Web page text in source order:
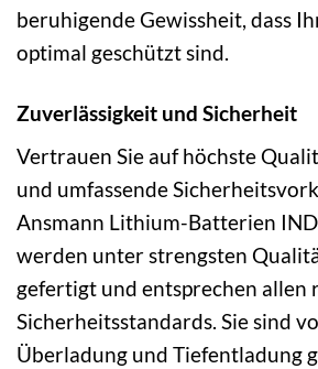
beruhigende Gewissheit, dass
optimal geschützt sind.
Zuverlässigkeit und Sicherheit
Vertrauen Sie auf höchste
und umfassende
Ansmann Lithium-Batterien
werden unter strengsten
gefertigt und entsprechen allen
Sicherheitsstandards. Sie sind
Überladung und Tiefentladung